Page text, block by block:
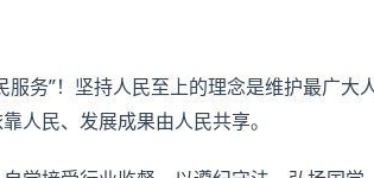
服务”！坚持人民至上的理念是维护最广大
人民、发展成果由人民共享。